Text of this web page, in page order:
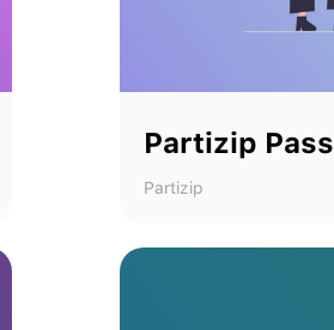
Partizip
Partizip